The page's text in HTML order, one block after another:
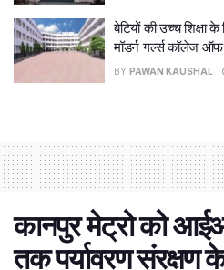
बेटियों की उच्च
मॉडर्न गर्ल्स कॉलेज
BY PAWAN KAUSHAL
कानपुर मेट्रो को
तक पर्यावरण संरक्षण